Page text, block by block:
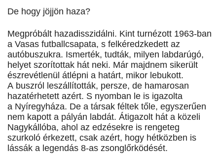
De hogy jöjjön haza?
Megpróbált hazadisszidálni. Kint turnézott 1963-ban
a Vasas futballcsapata, s felkéredzkedett az
autóbuszukra. Ismerték, tudták, milyen labdarúgó,
helyet szorítottak hát neki. Már majdnem sikerült
észrevétlenül átlépni a határt, mikor lebukott.
A buszról leszállították, persze, de hamarosan
hazatérhetett azért. S nyomban le is igazolta
a Nyíregyháza. De a társak féltek tőle, egyszerűen
nem kapott a pályán labdát. Átigazolt hát a közeli
Nagykállóba, ahol az edzésekre is rengeteg
szurkoló érkezett, csak azért, hogy hétközben is
lássák a legendás 8-as zsonglőrködését.